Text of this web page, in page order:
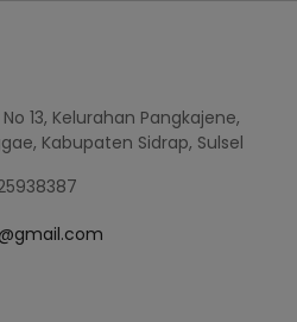
13, Kelurahan Pangkajene,
Kabupaten Sidrap, Sulsel